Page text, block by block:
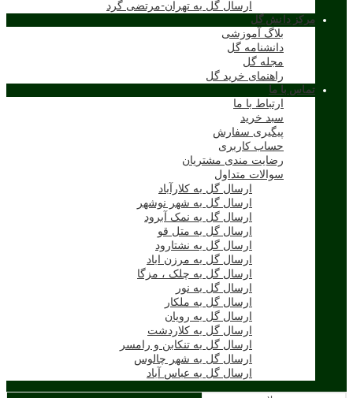
ارسال گل به تهران-مرتضی گرد
مرکز دانش گل
بلاگ آموزشی
دانشنامه گل
مجله گل
راهنمای خرید گل
تماس با ما
ارتباط با ما
سبد خرید
پیگیری سفارش
حساب کاربری
رضایت مندی مشتریان
سوالات متداول
ارسال گل به کلارآباد
ارسال گل به شهر نوشهر
ارسال گل به نمک آبرود
ارسال گل به متل قو
ارسال گل به نشتارود
ارسال گل به مرزن اباد
ارسال گل به چلک ، مزگا
ارسال گل به نور
ارسال گل به ملکار
ارسال گل به رویان
ارسال گل به کلاردشت
ارسال گل به تنکابن و رامسر
ارسال گل به شهر چالوس
ارسال گل به عباس آباد